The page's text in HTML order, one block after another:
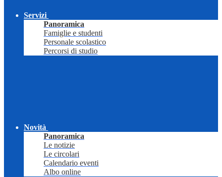
Servizi
Panoramica
Famiglie e studenti
Personale scolastico
Percorsi di studio
Novità
Panoramica
Le notizie
Le circolari
Calendario eventi
Albo online